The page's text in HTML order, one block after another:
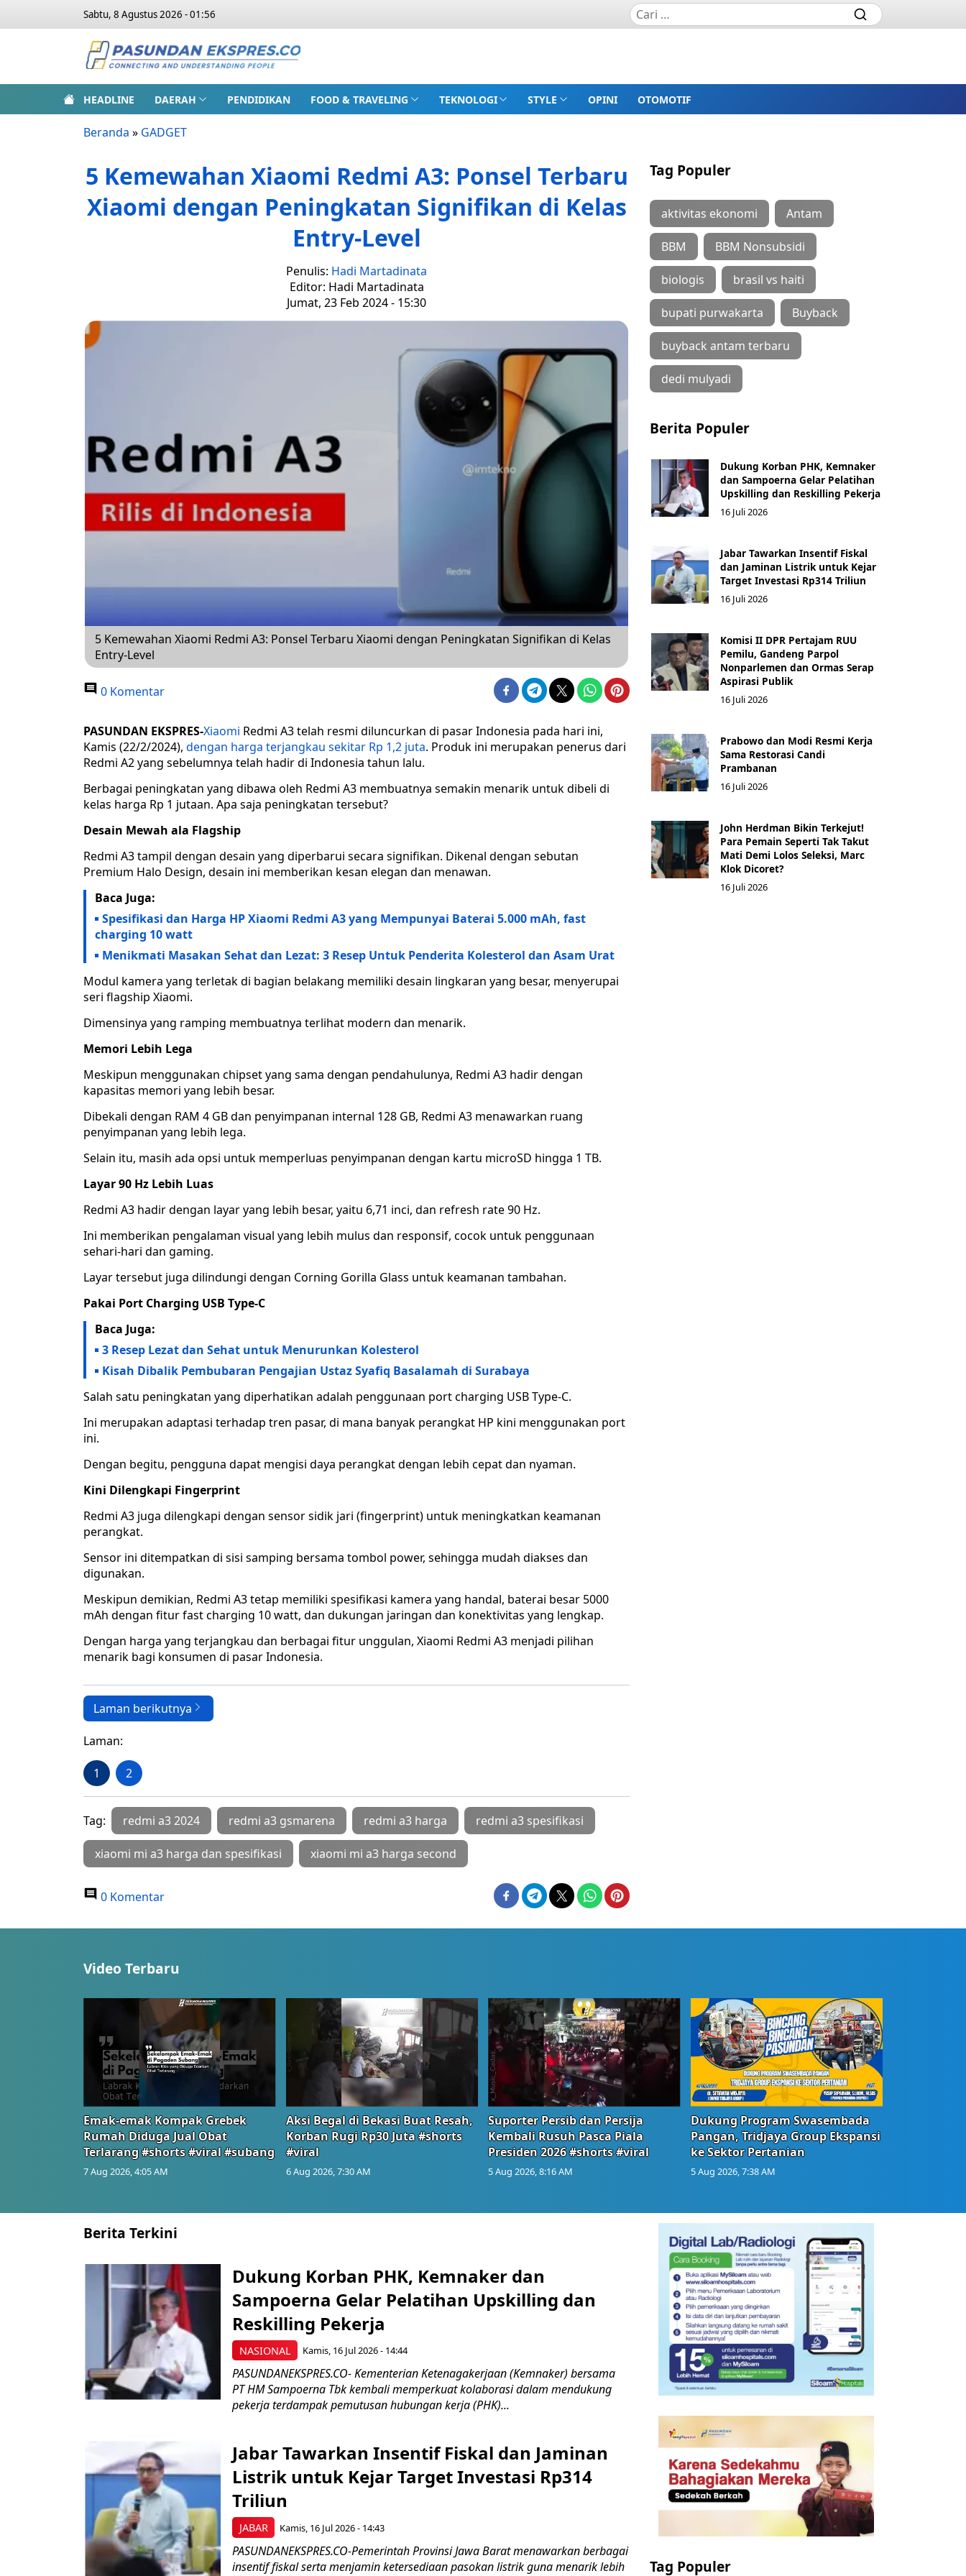
Sabtu, 8 Agustus 2026 - 01:56
HEADLINE DAERAH PENDIDIKAN FOOD & TRAVELING TEKNOLOGI STYLE OPINI OTOMOTIF
Beranda » GADGET
5 Kemewahan Xiaomi Redmi A3: Ponsel Terbaru
Xiaomi dengan Peningkatan Signifikan di Kelas
Entry-Level
Penulis: Hadi Martadinata
Editor: Hadi Martadinata
Jumat, 23 Feb 2024 - 15:30
5 Kemewahan Xiaomi Redmi A3: Ponsel Terbaru Xiaomi dengan Peningkatan Signifikan di Kelas
Entry-Level
0 Komentar
PASUNDAN EKSPRES-Xiaomi Redmi A3 telah resmi diluncurkan di pasar Indonesia pada hari ini,
Kamis (22/2/2024), dengan harga terjangkau sekitar Rp 1,2 juta. Produk ini merupakan penerus dari
Redmi A2 yang sebelumnya telah hadir di Indonesia tahun lalu.
Berbagai peningkatan yang dibawa oleh Redmi A3 membuatnya semakin menarik untuk dibeli di
kelas harga Rp 1 jutaan. Apa saja peningkatan tersebut?
Desain Mewah ala Flagship
Redmi A3 tampil dengan desain yang diperbarui secara signifikan. Dikenal dengan sebutan
Premium Halo Design, desain ini memberikan kesan elegan dan menawan.
Baca Juga:
Spesifikasi dan Harga HP Xiaomi Redmi A3 yang Mempunyai Baterai 5.000 mAh, fast
charging 10 watt
Menikmati Masakan Sehat dan Lezat: 3 Resep Untuk Penderita Kolesterol dan Asam Urat
Modul kamera yang terletak di bagian belakang memiliki desain lingkaran yang besar, menyerupai
seri flagship Xiaomi.
Dimensinya yang ramping membuatnya terlihat modern dan menarik.
Memori Lebih Lega
Meskipun menggunakan chipset yang sama dengan pendahulunya, Redmi A3 hadir dengan
kapasitas memori yang lebih besar.
Dibekali dengan RAM 4 GB dan penyimpanan internal 128 GB, Redmi A3 menawarkan ruang
penyimpanan yang lebih lega.
Selain itu, masih ada opsi untuk memperluas penyimpanan dengan kartu microSD hingga 1 TB.
Layar 90 Hz Lebih Luas
Redmi A3 hadir dengan layar yang lebih besar, yaitu 6,71 inci, dan refresh rate 90 Hz.
Ini memberikan pengalaman visual yang lebih mulus dan responsif, cocok untuk penggunaan
sehari-hari dan gaming.
Layar tersebut juga dilindungi dengan Corning Gorilla Glass untuk keamanan tambahan.
Pakai Port Charging USB Type-C
Baca Juga:
3 Resep Lezat dan Sehat untuk Menurunkan Kolesterol
Kisah Dibalik Pembubaran Pengajian Ustaz Syafiq Basalamah di Surabaya
Salah satu peningkatan yang diperhatikan adalah penggunaan port charging USB Type-C.
Ini merupakan adaptasi terhadap tren pasar, di mana banyak perangkat HP kini menggunakan port
ini.
Dengan begitu, pengguna dapat mengisi daya perangkat dengan lebih cepat dan nyaman.
Kini Dilengkapi Fingerprint
Redmi A3 juga dilengkapi dengan sensor sidik jari (fingerprint) untuk meningkatkan keamanan
perangkat.
Sensor ini ditempatkan di sisi samping bersama tombol power, sehingga mudah diakses dan
digunakan.
Meskipun demikian, Redmi A3 tetap memiliki spesifikasi kamera yang handal, baterai besar 5000
mAh dengan fitur fast charging 10 watt, dan dukungan jaringan dan konektivitas yang lengkap.
Dengan harga yang terjangkau dan berbagai fitur unggulan, Xiaomi Redmi A3 menjadi pilihan
menarik bagi konsumen di pasar Indonesia.
Laman berikutnya
Laman:
1 2
Tag: redmi a3 2024 redmi a3 gsmarena redmi a3 harga redmi a3 spesifikasi
xiaomi mi a3 harga dan spesifikasi xiaomi mi a3 harga second
0 Komentar
Tag Populer
aktivitas ekonomi Antam
BBM BBM Nonsubsidi
biologis brasil vs haiti
bupati purwakarta Buyback
buyback antam terbaru
dedi mulyadi
Berita Populer
Dukung Korban PHK, Kemnaker
dan Sampoerna Gelar Pelatihan
Upskilling dan Reskilling Pekerja
16 Juli 2026
Jabar Tawarkan Insentif Fiskal
dan Jaminan Listrik untuk Kejar
Target Investasi Rp314 Triliun
16 Juli 2026
Komisi II DPR Pertajam RUU
Pemilu, Gandeng Parpol
Nonparlemen dan Ormas Serap
Aspirasi Publik
16 Juli 2026
Prabowo dan Modi Resmi Kerja
Sama Restorasi Candi
Prambanan
16 Juli 2026
John Herdman Bikin Terkejut!
Para Pemain Seperti Tak Takut
Mati Demi Lolos Seleksi, Marc
Klok Dicoret?
16 Juli 2026
Video Terbaru
Emak-emak Kompak Grebek
Rumah Diduga Jual Obat
Terlarang #shorts #viral #subang
7 Aug 2026, 4:05 AM
Aksi Begal di Bekasi Buat Resah,
Korban Rugi Rp30 Juta #shorts
#viral
6 Aug 2026, 7:30 AM
Suporter Persib dan Persija
Kembali Rusuh Pasca Piala
Presiden 2026 #shorts #viral
5 Aug 2026, 8:16 AM
Dukung Program Swasembada
Pangan, Tridjaya Group Ekspansi
ke Sektor Pertanian
5 Aug 2026, 7:38 AM
Berita Terkini
NASIONAL
Dukung Korban PHK, Kemnaker dan
Sampoerna Gelar Pelatihan Upskilling dan
Reskilling Pekerja
Kamis, 16 Jul 2026 - 14:44
PASUNDANEKSPRES.CO- Kementerian Ketenagakerjaan (Kemnaker) bersama
PT HM Sampoerna Tbk kembali memperkuat kolaborasi dalam mendukung
pekerja terdampak pemutusan hubungan kerja (PHK)...
JABAR
Jabar Tawarkan Insentif Fiskal dan Jaminan
Listrik untuk Kejar Target Investasi Rp314
Triliun
Kamis, 16 Jul 2026 - 14:43
PASUNDANEKSPRES.CO-Pemerintah Provinsi Jawa Barat menawarkan berbagai
insentif fiskal serta menjamin ketersediaan pasokan listrik guna menarik lebih
Tag Populer